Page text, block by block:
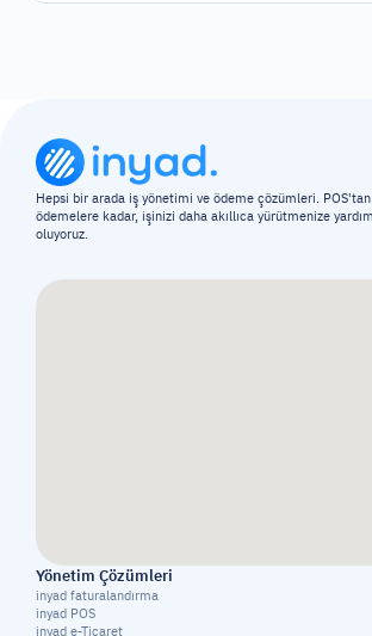
Hepsi bir arada iş yönetimi ve ödeme çözümleri. POS'tan
ödemelere kadar, işinizi daha akıllıca yürütmenize
oluyoruz.
Yönetim Çözümleri
inyad faturalandırma
inyad POS
inyad e-Ticaret